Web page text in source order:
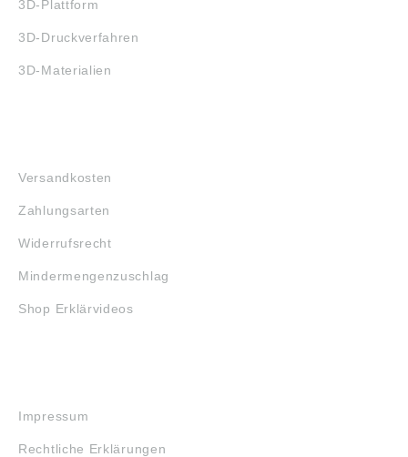
3D-Plattform
3D-Druckverfahren
3D-Materialien
Versandkosten
Zahlungsarten
Widerrufsrecht
Mindermengenzuschlag
Shop Erklärvideos
Impressum
Rechtliche Erklärungen